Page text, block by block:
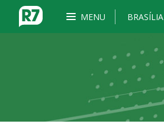
MENU BRASÍLIA